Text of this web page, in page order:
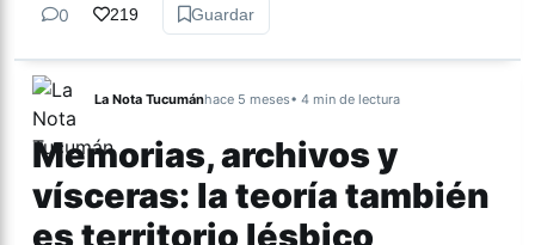
0 219 Guardar
La Nota Tucumánhace 5 meses• 4 min de lectura
Memorias, archivos y
vísceras: la teoría también
es territorio lésbico